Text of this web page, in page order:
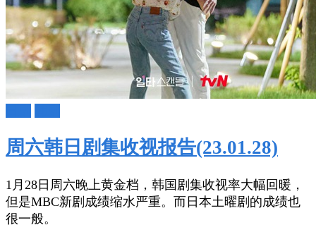
周六韩日剧集收视报告(23.01.28)
1月28日周六晚上黄金档，韩国剧集收视率大幅回暖，
但是MBC新剧成绩缩水严重。而日本土曜剧的成绩也
很一般。